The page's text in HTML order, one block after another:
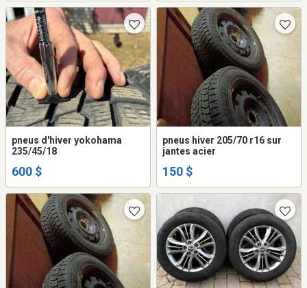
pneus d'hiver yokohama
235/45/18
600 $
pneus hiver 205/70 r16 sur
jantes acier
150 $